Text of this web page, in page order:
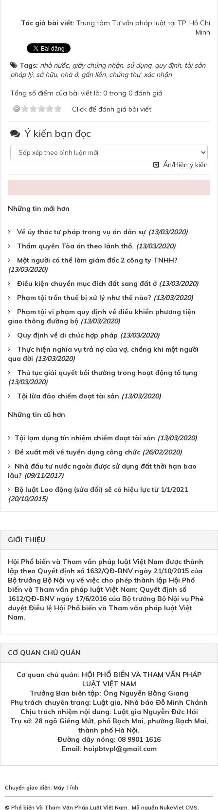
Tác giả bài viết: Trung tâm Tư vấn pháp luật tại TP. Hồ Chí
Minh
Tags: nhà nước, giấy chứng nhận, sử dụng, quy định, tài sản,
pháp lý, sở hữu, nhà ở, gắn liền, chứng thư, xác nhận
Tổng số điểm của bài viết là: 0 trong 0 đánh giá
Click để đánh giá bài viết
Ý kiến bạn đọc
Ẩn/Hiện ý kiến
Những tin mới hơn
Về ủy thác tư pháp trong vụ án dân sự (13/03/2020)
Thẩm quyền Tòa án theo lãnh thổ. (13/03/2020)
Một người có thể làm giám đốc 2 công ty TNHH?
(13/03/2020)
Điều kiện chuyển mục đích đất sang đất ở (13/03/2020)
Phạm tội trốn thuế bị xử lý như thế nào? (13/03/2020)
Phạm tội vi phạm quy định về điều khiển phương tiện
giao thông đường bộ (13/03/2020)
Quy định về di chúc hợp pháp (13/03/2020)
Thực hiện nghĩa vụ trả nợ của vợ, chồng khi một người
qua đời (13/03/2020)
Thủ tục giải quyết bồi thường trong hoạt động tố tụng
(13/03/2020)
Tội lừa đảo chiếm đoạt tài sản (13/03/2020)
Những tin cũ hơn
Tội lạm dụng tín nhiệm chiếm đoạt tài sản (13/03/2020)
Đề xuất mới về tuyển dụng công chức (26/02/2020)
Nhà đầu tư nước ngoài được sử dụng đất thời hạn bao
lâu? (09/11/2017)
Bộ luật Lao động (sửa đổi) sẽ có hiệu lực từ 1/1/2021
(20/10/2015)
GIỚI THIỆU
Hội Phổ biến và Tham vấn pháp luật Việt Nam được thành
lập theo Quyết định số 1632/QĐ-BNV ngày 21/10/2015 của
Bộ trưởng Bộ Nội vụ về việc cho phép thành lập Hội Phổ
biến và Tham vấn pháp luật Việt Nam; Quyết định số
1612/QĐ-BNV ngày 17/6/2016 của Bộ trưởng Bộ Nội vụ Phê
duyệt Điều lệ Hội Phổ biến và Tham vấn pháp luật Việt
Nam.
CƠ QUAN CHỦ QUẢN
Cơ quan chủ quản: HỘI PHỔ BIẾN VÀ THAM VẤN PHÁP
LUẬT VIỆT NAM
Trưởng Ban biên tập: Ông Nguyễn Bằng Giang
Phụ trách chuyên trang: Luật gia, Nhà báo Đỗ Minh Chánh
Chịu trách nhiệm nội dung: Luật gia Nguyễn Đức Hải
Trụ sở: 28 ngõ Giếng Mứt, phố Bạch Mai, phường Bạch Mai,
thành phố Hà Nội.
Đường dây nóng: 08 9901 1616
Email: hoipbtvpl@gmail.com
Chuyển giao diện: Máy Tính
© Phổ biến Và Tham Vấn Pháp Luật Việt Nam. Mã nguồn NukeViet CMS.